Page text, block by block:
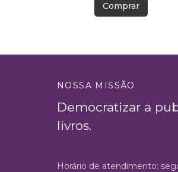
Comprar
NOSSA MISSÃO
Democratizar a
livros.
Horário de atendimento: